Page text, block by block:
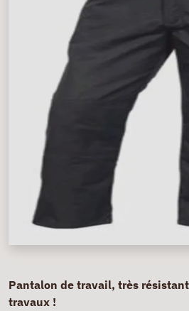
Pantalon de travail, très
travaux !